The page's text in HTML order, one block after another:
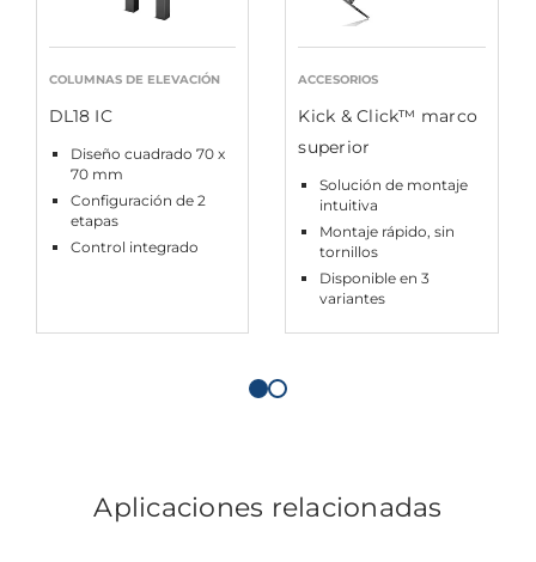
COLUMNAS DE ELEVACIÓN
DL18 IC
Diseño cuadrado 70 x
70 mm
Configuración de 2
etapas
Control integrado
ACCESORIOS
Kick & Click™ marco
superior
Solución de montaje
intuitiva
Montaje rápido, sin
tornillos
Disponible en 3
variantes
Aplicaciones relacionadas